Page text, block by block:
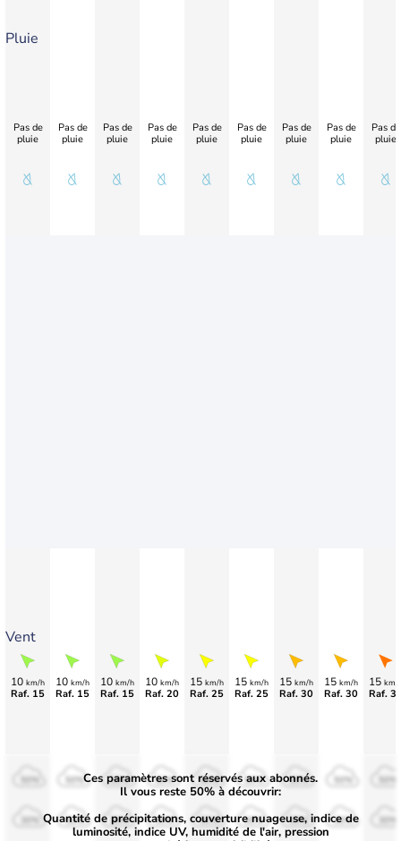
Pluie
Vent
Pas de
pluie
10 km/h
Raf. 15
Pas de
pluie
10 km/h
Raf. 15
Pas de
pluie
10 km/h
Raf. 15
Pas de
pluie
10 km/h
Raf. 20
Pas de
pluie
15 km/h
Raf. 25
Pas de
pluie
15 km/h
Raf. 25
Pas de
pluie
15 km/h
Raf. 30
Pas de
pluie
15 km/h
Raf. 30
Pas de
pluie
15 km/
Raf.
50%
30%
50%
30%
50%
30%
50%
30%
50%
30%
50%
30%
50%
30%
Ces paramètres sont réservés aux abonnés.
Il vous reste 50% à découvrir:
Quantité de précipitations, couverture nuageuse, indice de
luminosité, indice UV, humidité de l'air, pression